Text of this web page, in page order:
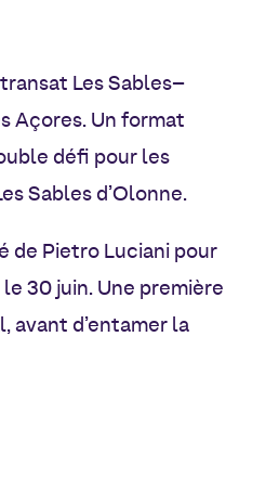
Les Sables–
Açores. Un format
défi pour les
Sables d’Olonne.
de Pietro Luciani pour
30 juin. Une première
avant d’entamer la